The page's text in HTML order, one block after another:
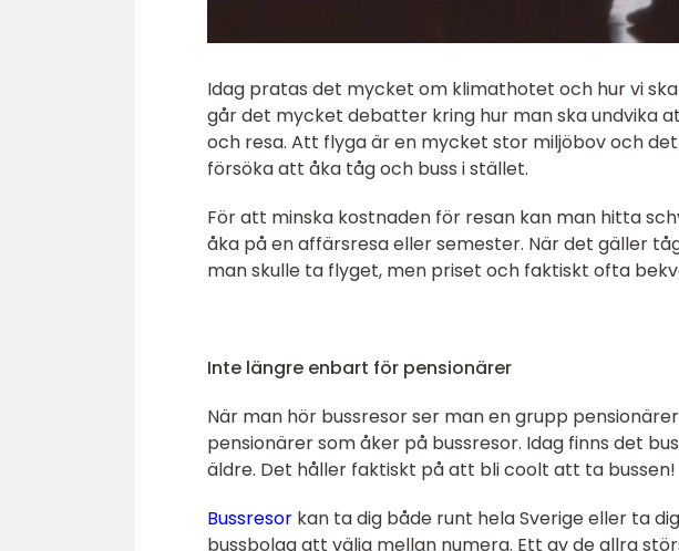
Idag pratas det mycket om klimathotet och hur vi
går det mycket debatter kring hur man ska undvika
och resa. Att flyga är en mycket stor miljöbov och
försöka att åka tåg och buss i stället.
För att minska kostnaden för resan kan man hitta
åka på en affärsresa eller semester. När det gäller
man skulle ta flyget, men priset och faktiskt ofta
Inte längre enbart för pensionärer
När man hör bussresor ser man en grupp
pensionärer som åker på bussresor. Idag finns det
äldre. Det håller faktiskt på att bli coolt att ta bussen!
Bussresor kan ta dig både runt hela Sverige eller ta
bussbolag att välja mellan numera. Ett av de allra